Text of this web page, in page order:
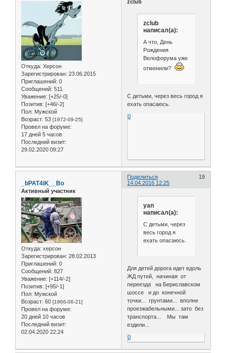
Откуда: Херсон
Зарегистрирован: 23.06.2015
Приглашений: 0
Сообщений: 511
Уважение: [+25/-0]
Позитив: [+46/-2]
Пол: Мужской
Возраст: 53 [1972-09-25]
Провел на форуме:
17 дней 5 часов
Последний визит:
29.02.2020 09:27
zclub
zclub
написал(а):
А что, День
Рождения
Велофорума уже
отменили?
С детьми, через весь город я
ехать опасаюсь.
0
Поделиться
19
14.04.2016 12:25
_bPAT4iK__Bo
Активный участник
Откуда: херсон
Зарегистрирован: 28.02.2013
Приглашений: 0
Сообщений: 827
Уважение: [+114/-2]
Позитив: [+95/-1]
Пол: Мужской
Возраст: 60 [1966-06-21]
Провел на форуме:
20 дней 10 часов
Последний визит:
02.04.2020 22:24
yan
написал(а):
С детьми, через
весь город я
ехать опасаюсь.
Для детей дорога идет вдоль
ЖД путей, начиная от
переезда на Бериславском
шоссе и до конечной
точки... грунтами... вполне
проезжабельными... зато без
транспорта... Мы там
ездили...
0